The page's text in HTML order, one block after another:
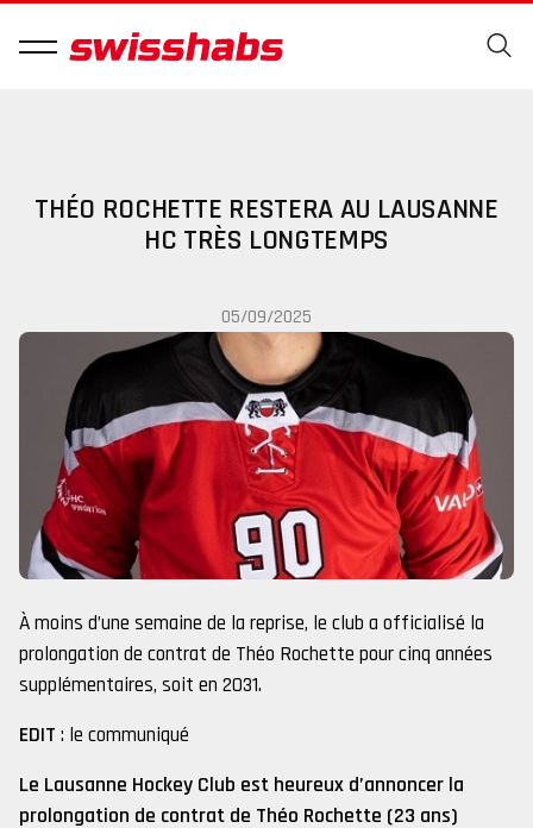
THÉO ROCHETTE RESTERA AU LAUSANNE
HC TRÈS LONGTEMPS
05/09/2025
À moins d’une semaine de la reprise, le club a officialisé la
prolongation de contrat de Théo Rochette pour cinq années
supplémentaires, soit en 2031.
EDIT : le communiqué
Le Lausanne Hockey Club est heureux d’annoncer la
prolongation de contrat de Théo Rochette (23 ans)